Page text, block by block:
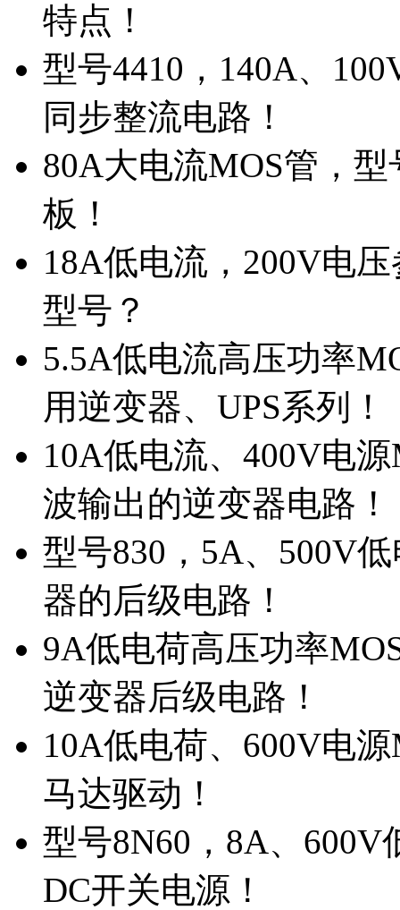
特点！
型号4410，140A、
同步整流电路！
80A大电流MOS管，
板！
18A低电流，200V电
型号？
5.5A低电流高压功率
用逆变器、UPS系列！
10A低电流、400V电
波输出的逆变器电路！
型号830，5A、500V
器的后级电路！
9A低电荷高压功率
逆变器后级电路！
10A低电荷、600V电
马达驱动！
型号8N60，8A、
DC开关电源！